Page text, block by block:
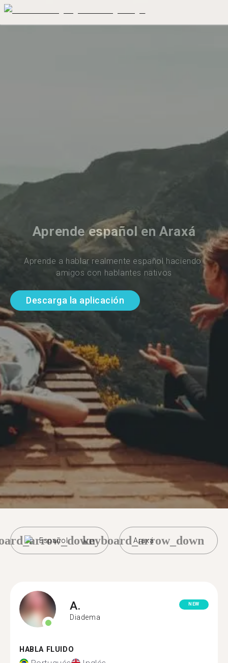
Aprende español en Araxá
Aprende a hablar realmente español haciendo
amigos con hablantes nativos
Descarga la aplicación
Español Araxá
keyboard_arrow_down
A.
Diadema
NEW
HABLA FLUIDO